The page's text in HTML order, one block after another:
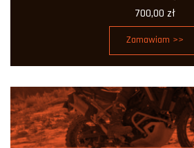
700,00 zł
Zamawiam >>